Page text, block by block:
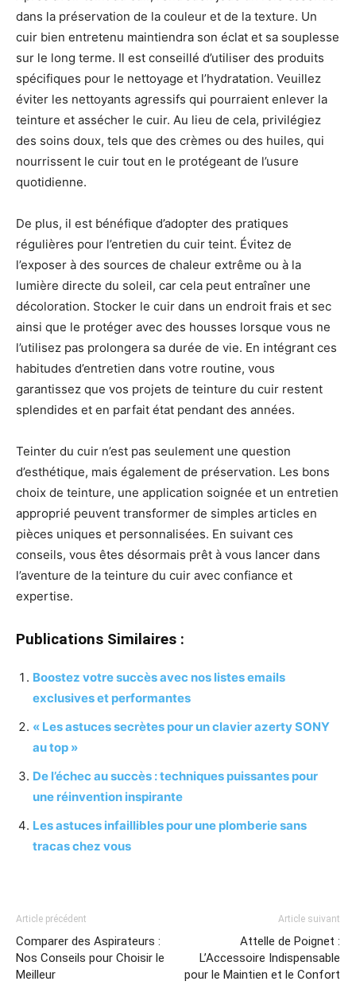
dans la préservation de la couleur et de la texture. Un
cuir bien entretenu maintiendra son éclat et sa souplesse
sur le long terme. Il est conseillé d’utiliser des produits
spécifiques pour le nettoyage et l’hydratation. Veuillez
éviter les nettoyants agressifs qui pourraient enlever la
teinture et assécher le cuir. Au lieu de cela, privilégiez
des soins doux, tels que des crèmes ou des huiles, qui
nourrissent le cuir tout en le protégeant de l’usure
quotidienne.
De plus, il est bénéfique d’adopter des pratiques
régulières pour l’entretien du cuir teint. Évitez de
l’exposer à des sources de chaleur extrême ou à la
lumière directe du soleil, car cela peut entraîner une
décoloration. Stocker le cuir dans un endroit frais et sec
ainsi que le protéger avec des housses lorsque vous ne
l’utilisez pas prolongera sa durée de vie. En intégrant ces
habitudes d’entretien dans votre routine, vous
garantissez que vos projets de teinture du cuir restent
splendides et en parfait état pendant des années.
Teinter du cuir n’est pas seulement une question
d’esthétique, mais également de préservation. Les bons
choix de teinture, une application soignée et un entretien
approprié peuvent transformer de simples articles en
pièces uniques et personnalisées. En suivant ces
conseils, vous êtes désormais prêt à vous lancer dans
l’aventure de la teinture du cuir avec confiance et
expertise.
Publications Similaires :
Boostez votre succès avec nos listes emails
exclusives et performantes
« Les astuces secrètes pour un clavier azerty SONY
au top »
De l’échec au succès : techniques puissantes pour
une réinvention inspirante
Les astuces infaillibles pour une plomberie sans
tracas chez vous
Article précédent
Comparer des Aspirateurs :
Nos Conseils pour Choisir le
Meilleur
Article suivant
Attelle de Poignet :
L’Accessoire Indispensable
pour le Maintien et le Confort